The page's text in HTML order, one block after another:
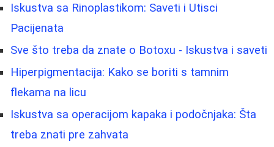
Iskustva sa Rinoplastikom: Saveti i Utisci
Pacijenata
Sve što treba da znate o Botoxu - Iskustva i saveti
Hiperpigmentacija: Kako se boriti s tamnim
flekama na licu
Iskustva sa operacijom kapaka i podočnjaka: Šta
treba znati pre zahvata